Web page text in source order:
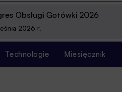
Obsługi Gotówki 2026
2026 r.
Technologie Miesięcznik